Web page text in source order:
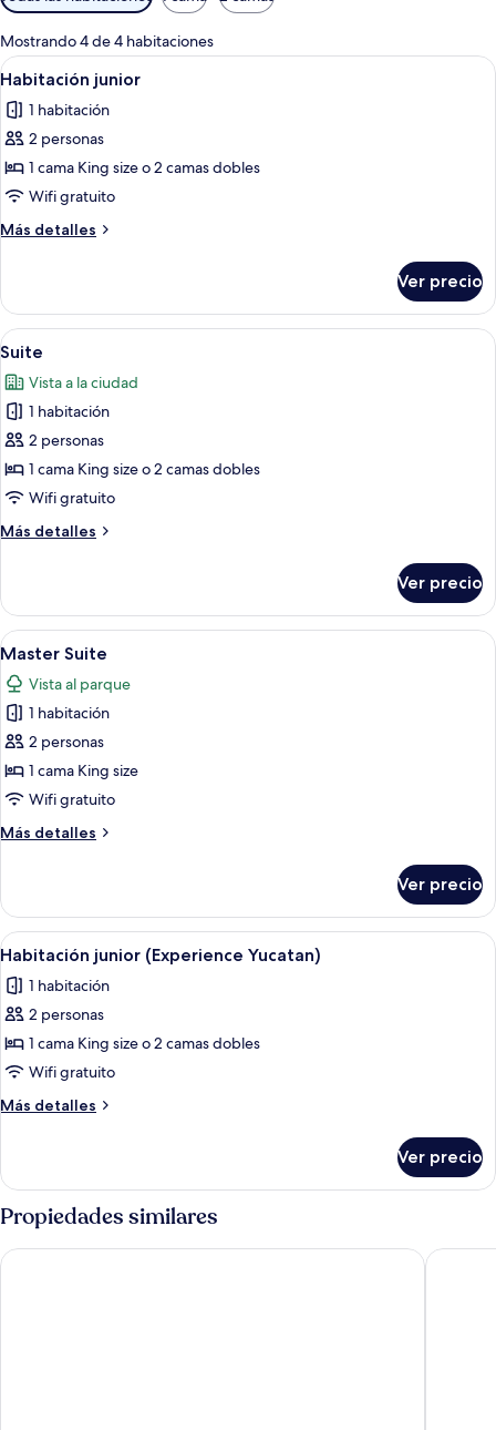
disponibles
para
las
habitaciones
Mostrando 4 de 4 habitaciones
Abrir
todas
las
fotos
de
Habitación
junior
Una habitación de hotel con una
8
Habitación junior
1 habitación
2 personas
1 cama King size o 2 camas dobles
Wifi gratuito
Más detalles
Más
junior
Ver precio
Abrir
todas
las
fotos
de
Suite
Habitación de hotel con cama, dos
8
Suite
Vista a la ciudad
1 habitación
2 personas
1 cama King size o 2 camas dobles
Wifi gratuito
Más detalles
Más
Ver precio
Abrir
todas
las
fotos
de
Master
Suite
Un dormitorio amplio con una cama
7
Master Suite
Vista al parque
1 habitación
2 personas
1 cama King size
Wifi gratuito
Más detalles
Más
Suite
Ver precio
Abrir
todas
las
fotos
de
Habitación
junior
(Experience
Una habitación de hotel con una
7
Habitación junior (Experience Yucatan)
1 habitación
2 personas
1 cama King size o 2 camas dobles
Wifi gratuito
Más detalles
Más
junior
(Experience
Yucatan)
Ver precio
Propiedades similares
Fiesta Americana - Merida Casa